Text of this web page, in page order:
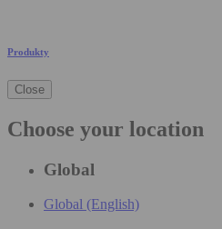
Produkty
Close
Choose your location
Global
Global (English)